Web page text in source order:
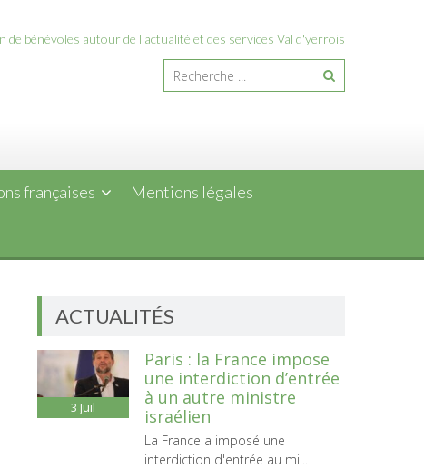
de bénévoles autour de l'actualité et des services Val d'yerrois
françaises Mentions légales
ACTUALITÉS
3 Juil
Paris : la France impose
une interdiction d’entrée
à un autre ministre
israélien
La France a imposé une
interdiction d'entrée au mi...